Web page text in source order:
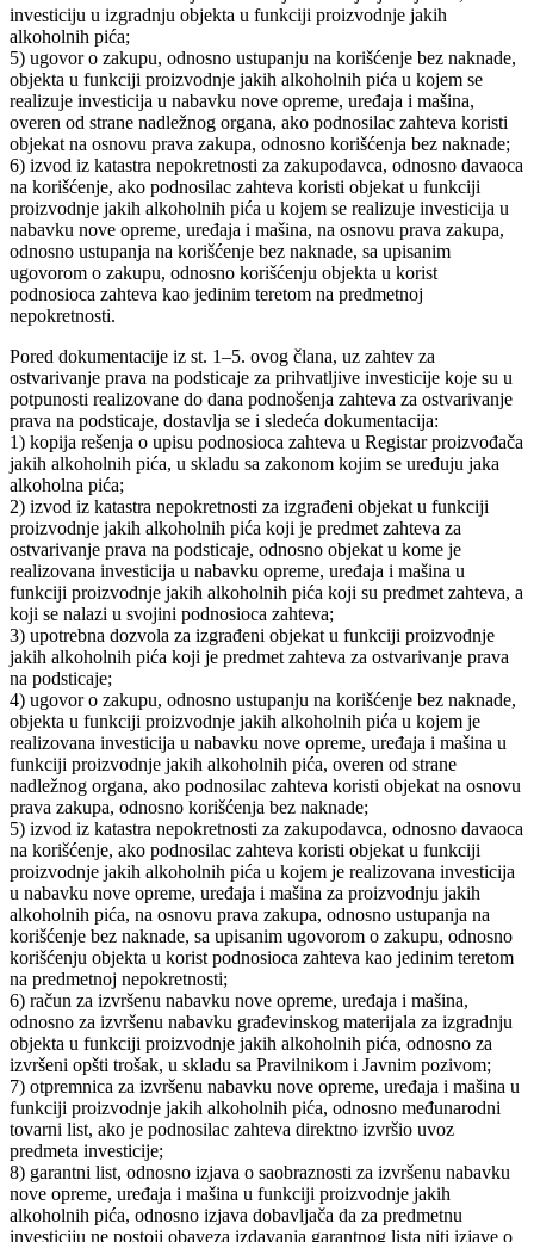
investiciju u izgradnju objekta u funkciji proizvodnje jakih
alkoholnih pića;
5) ugovor o zakupu, odnosno ustupanju na korišćenje bez naknade,
objekta u funkciji proizvodnje jakih alkoholnih pića u kojem se
realizuje investicija u nabavku nove opreme, uređaja i mašina,
overen od strane nadležnog organa, ako podnosilac zahteva koristi
objekat na osnovu prava zakupa, odnosno korišćenja bez naknade;
6) izvod iz katastra nepokretnosti za zakupodavca, odnosno davaoca
na korišćenje, ako podnosilac zahteva koristi objekat u funkciji
proizvodnje jakih alkoholnih pića u kojem se realizuje investicija u
nabavku nove opreme, uređaja i mašina, na osnovu prava zakupa,
odnosno ustupanja na korišćenje bez naknade, sa upisanim
ugovorom o zakupu, odnosno korišćenju objekta u korist
podnosioca zahteva kao jedinim teretom na predmetnoj
nepokretnosti.
Pored dokumentacije iz st. 1–5. ovog člana, uz zahtev za
ostvarivanje prava na podsticaje za prihvatljive investicije koje su u
potpunosti realizovane do dana podnošenja zahteva za ostvarivanje
prava na podsticaje, dostavlja se i sledeća dokumentacija:
1) kopija rešenja o upisu podnosioca zahteva u Registar proizvođača
jakih alkoholnih pića, u skladu sa zakonom kojim se uređuju jaka
alkoholna pića;
2) izvod iz katastra nepokretnosti za izgrađeni objekat u funkciji
proizvodnje jakih alkoholnih pića koji je predmet zahteva za
ostvarivanje prava na podsticaje, odnosno objekat u kome je
realizovana investicija u nabavku opreme, uređaja i mašina u
funkciji proizvodnje jakih alkoholnih pića koji su predmet zahteva, a
koji se nalazi u svojini podnosioca zahteva;
3) upotrebna dozvola za izgrađeni objekat u funkciji proizvodnje
jakih alkoholnih pića koji je predmet zahteva za ostvarivanje prava
na podsticaje;
4) ugovor o zakupu, odnosno ustupanju na korišćenje bez naknade,
objekta u funkciji proizvodnje jakih alkoholnih pića u kojem je
realizovana investicija u nabavku nove opreme, uređaja i mašina u
funkciji proizvodnje jakih alkoholnih pića, overen od strane
nadležnog organa, ako podnosilac zahteva koristi objekat na osnovu
prava zakupa, odnosno korišćenja bez naknade;
5) izvod iz katastra nepokretnosti za zakupodavca, odnosno davaoca
na korišćenje, ako podnosilac zahteva koristi objekat u funkciji
proizvodnje jakih alkoholnih pića u kojem je realizovana investicija
u nabavku nove opreme, uređaja i mašina za proizvodnju jakih
alkoholnih pića, na osnovu prava zakupa, odnosno ustupanja na
korišćenje bez naknade, sa upisanim ugovorom o zakupu, odnosno
korišćenju objekta u korist podnosioca zahteva kao jedinim teretom
na predmetnoj nepokretnosti;
6) račun za izvršenu nabavku nove opreme, uređaja i mašina,
odnosno za izvršenu nabavku građevinskog materijala za izgradnju
objekta u funkciji proizvodnje jakih alkoholnih pića, odnosno za
izvršeni opšti trošak, u skladu sa Pravilnikom i Javnim pozivom;
7) otpremnica za izvršenu nabavku nove opreme, uređaja i mašina u
funkciji proizvodnje jakih alkoholnih pića, odnosno međunarodni
tovarni list, ako je podnosilac zahteva direktno izvršio uvoz
predmeta investicije;
8) garantni list, odnosno izjava o saobraznosti za izvršenu nabavku
nove opreme, uređaja i mašina u funkciji proizvodnje jakih
alkoholnih pića, odnosno izjava dobavljača da za predmetnu
investiciju ne postoji obaveza izdavanja garantnog lista niti izjave o